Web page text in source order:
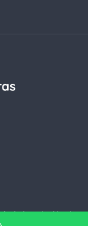
de instalación de